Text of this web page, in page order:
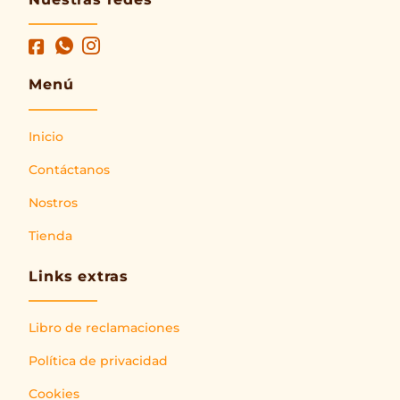
Menú
Inicio
Contáctanos
Nostros
Tienda
Links extras
Libro de reclamaciones
Política de privacidad
Cookies